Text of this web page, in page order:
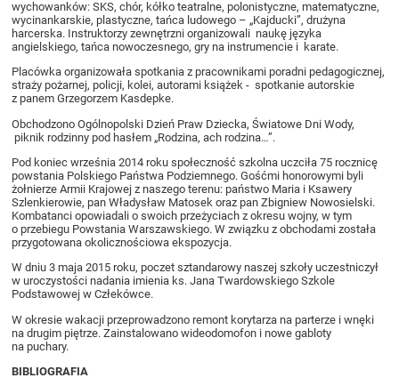
wychowanków: SKS, chór, kółko teatralne, polonistyczne, matematyczne,
wycinankarskie, plastyczne, tańca ludowego – „Kajducki”, drużyna
harcerska. Instruktorzy zewnętrzni organizowali naukę języka
angielskiego, tańca nowoczesnego, gry na instrumencie i karate.
Placówka organizowała spotkania z pracownikami poradni pedagogicznej,
straży pożarnej, policji, kolei, autorami książek - spotkanie autorskie
z panem Grzegorzem Kasdepke.
Obchodzono Ogólnopolski Dzień Praw Dziecka, Światowe Dni Wody,
piknik rodzinny pod hasłem „Rodzina, ach rodzina…”.
Pod koniec września 2014 roku społeczność szkolna uczciła 75 rocznicę
powstania Polskiego Państwa Podziemnego. Gośćmi honorowymi byli
żołnierze Armii Krajowej z naszego terenu: państwo Maria i Ksawery
Szlenkierowie, pan Władysław Matosek oraz pan Zbigniew Nowosielski.
Kombatanci opowiadali o swoich przeżyciach z okresu wojny, w tym
o przebiegu Powstania Warszawskiego. W związku z obchodami została
przygotowana okolicznościowa ekspozycja.
W dniu 3 maja 2015 roku, poczet sztandarowy naszej szkoły uczestniczył
w uroczystości nadania imienia ks. Jana Twardowskiego Szkole
Podstawowej w Człekówce.
W okresie wakacji przeprowadzono remont korytarza na parterze i wnęki
na drugim piętrze. Zainstalowano wideodomofon i nowe gabloty
na puchary.
BIBLIOGRAFIA